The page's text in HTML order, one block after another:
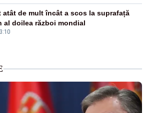
atât de mult încât a scos la suprafață
al doilea război mondial